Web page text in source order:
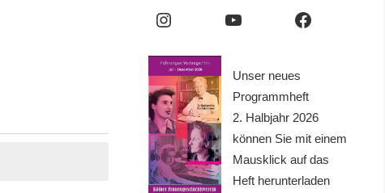
Instagram YouTube Facebook
Unser neues
Programmheft
2. Halbjahr 2026
können Sie mit einem
Mausklick auf das
Heft herunterladen